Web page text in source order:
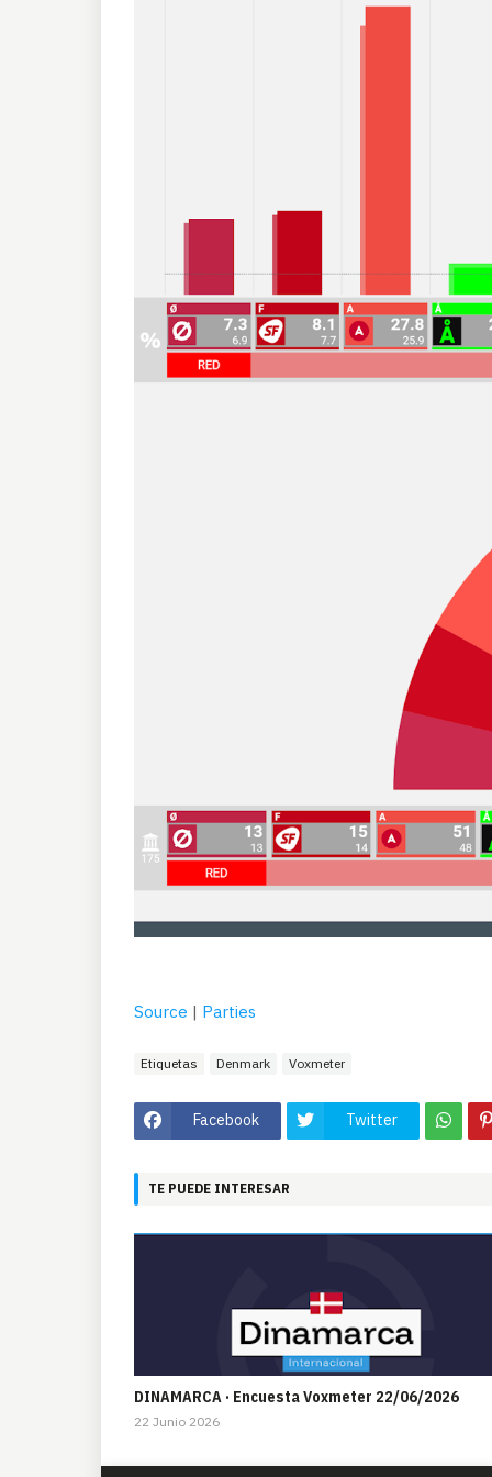
Source | Parties
Etiquetas Denmark Voxmeter
Facebook Twitter
TE PUEDE INTERESAR
DINAMARCA · Encuesta Voxmeter 22/06/2026
22 Junio 2026